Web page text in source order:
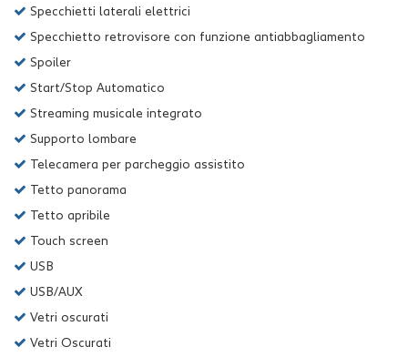
Specchietti laterali elettrici
Specchietto retrovisore con funzione antiabbagliamento
Spoiler
Start/Stop Automatico
Streaming musicale integrato
Supporto lombare
Telecamera per parcheggio assistito
Tetto panorama
Tetto apribile
Touch screen
USB
USB/AUX
Vetri oscurati
Vetri Oscurati